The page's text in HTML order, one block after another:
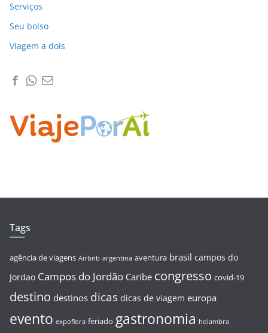
Serviços
Seu bolso
Viagem a dois
Tags
agência de viagens Airbnb argentina aventura brasil campos do
Jordao Campos do Jordão Caribe congresso covid-19
destino destinos dicas dicas de viagem europa
evento expoflora feriado gastronomia holambra